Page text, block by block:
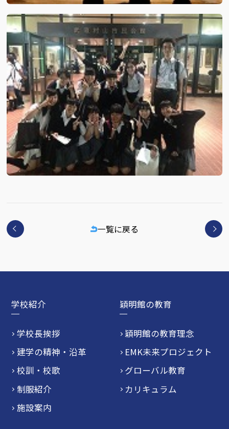
一覧に戻る
学校紹介
学校長挨拶
建学の精神・沿革
校訓・校歌
制服紹介
施設案内
穎明館の教育
穎明館の教育理念
EMK未来プロジェクト
グローバル教育
カリキュラム